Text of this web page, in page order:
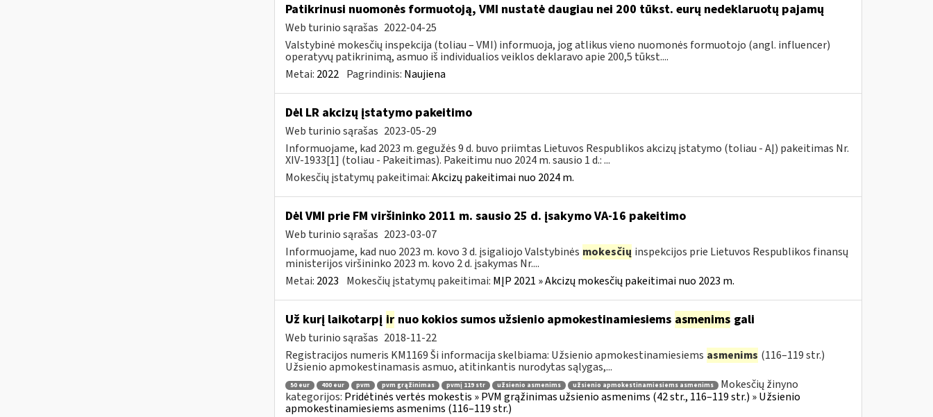
Patikrinusi nuomonės formuotoją, VMI nustatė daugiau nei 200 tūkst. eurų nedeklaruotų pajamų
Web turinio sąrašas 2022-04-25
Valstybinė mokesčių inspekcija (toliau – VMI) informuoja, jog atlikus vieno nuomonės formuotojo (angl. influencer)
operatyvų patikrinimą, asmuo iš individualios veiklos deklaravo apie 200,5 tūkst....
Metai: 2022 Pagrindinis: Naujiena
Dėl LR akcizų įstatymo pakeitimo
Web turinio sąrašas 2023-05-29
Informuojame, kad 2023 m. gegužės 9 d. buvo priimtas Lietuvos Respublikos akcizų įstatymo (toliau - AĮ) pakeitimas Nr.
XIV-1933[1] (toliau - Pakeitimas). Pakeitimu nuo 2024 m. sausio 1 d.: ...
Mokesčių įstatymų pakeitimai:Akcizų pakeitimai nuo 2024 m.
Dėl VMI prie FM viršininko 2011 m. sausio 25 d. įsakymo VA-16 pakeitimo
Web turinio sąrašas 2023-03-07
Informuojame, kad nuo 2023 m. kovo 3 d. įsigaliojo Valstybinės mokesčių inspekcijos prie Lietuvos Respublikos finansų
ministerijos viršininko 2023 m. kovo 2 d. įsakymas Nr....
Metai: 2023 Mokesčių įstatymų pakeitimai: MĮP 2021 » Akcizų mokesčių pakeitimai nuo 2023 m.
Už kurį laikotarpį irnuo kokios sumos užsienio apmokestinamiesiems asmenims gali
Web turinio sąrašas 2018-11-22
Registracijos numeris KM1169 Ši informacija skelbiama: Užsienio apmokestinamiesiems asmenims (116–119 str.)
Užsienio apmokestinamasis asmuo, atitinkantis nurodytas sąlygas,...
50 eur 400 eur pvm pvm grąžinimas pvmį 119 str užsienio asmenims užsienio apmokestinamiesiems asmenims
Mokesčių žinyno
kategorijos: Pridėtinės vertės mokestis » PVM grąžinimas užsienio asmenims (42 str., 116–119 str.) » Užsienio
apmokestinamiesiems asmenims (116–119 str.)